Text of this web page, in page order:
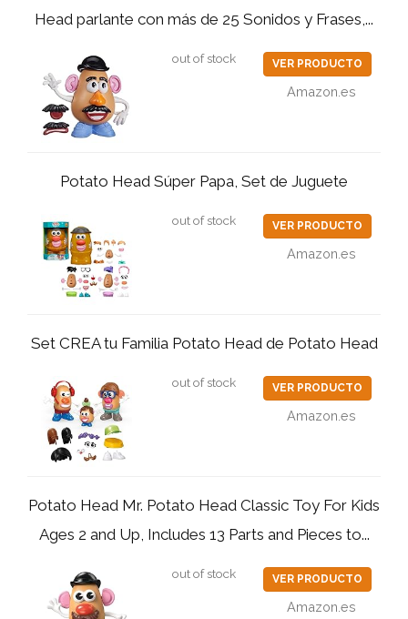
Head parlante con más de 25 Sonidos y Frases,...
out of stock VER PRODUCTO
Amazon.es
Potato Head Súper Papa, Set de Juguete
out of stock VER PRODUCTO
Amazon.es
Set CREA tu Familia Potato Head de Potato Head
out of stock VER PRODUCTO
Amazon.es
Potato Head Mr. Potato Head Classic Toy For Kids
Ages 2 and Up, Includes 13 Parts and Pieces to...
out of stock VER PRODUCTO
Amazon.es